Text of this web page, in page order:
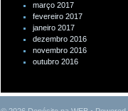
março 2017
fevereiro 2017
janeiro 2017
dezembro 2016
novembro 2016
outubro 2016